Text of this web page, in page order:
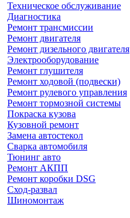
Техническое обслуживание
Диагностика
Ремонт трансмиссии
Ремонт двигателя
Ремонт дизельного двигателя
Электрооборудование
Ремонт глушителя
Ремонт ходовой (подвески)
Ремонт рулевого управления
Ремонт тормозной системы
Покраска кузова
Кузовной ремонт
Замена автостекол
Сварка автомобиля
Тюнинг авто
Ремонт АКПП
Ремонт коробки DSG
Сход-развал
Шиномонтаж